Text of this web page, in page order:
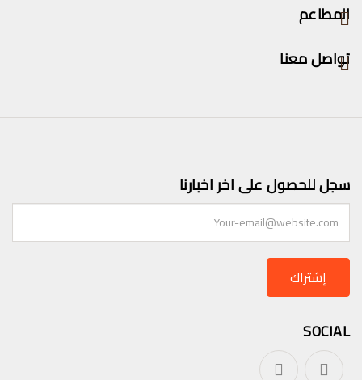
المطاعم
تواصل معنا
سجل للحصول على اخر اخبارنا
إشتراك
SOCIAL